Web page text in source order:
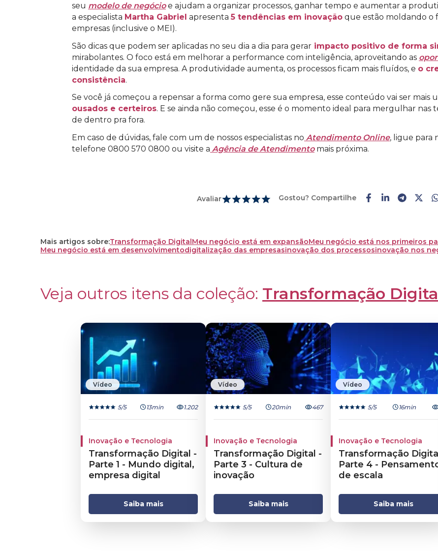
seu modelo de negócioe ajudam a organizar processos, ganhar tempo e aumentar a
a especialista Martha Gabriel apresenta5 tendências em inovação que estão moldando o
empresas (inclusive o MEI).
São dicas que podem ser aplicadas no seu dia a dia para gerar impacto positivo de forma
mirabolantes. O foco está em melhorar a performance com inteligência, aproveitando as
identidade da sua empresa. A produtividade aumenta, os processos ficam mais fluídos, e o
consistência.
Se você já começou a repensar a forma como gere sua empresa, esse conteúdo vai ser mais
ousados e certeiros. E se ainda não começou, esse é o momento ideal para mergulhar
de dentro pra fora.
Em caso de dúvidas, fale com um de nossos especialistas no Atendimento Online, ligue para
telefone 0800 570 0800 ou visite a Agência de Atendimentomais próxima.
Avaliar Gostou? Compartilhe
Mais artigos sobre:Transformação DigitalMeu negócio está em expansãoMeu negócio está nos primeiros
Meu negócio está em desenvolvimentodigitalização das empresasinovação dos processosinovação nos
Veja outros itens da coleção: Transformação
Vídeo
5/5 13min 1.202
Inovação e Tecnologia
Transformação Digital -
Parte 1 - Mundo digital,
empresa digital
Saiba mais
Vídeo
5/5 20min 467
Inovação e Tecnologia
Transformação Digital -
Parte 3 - Cultura de
inovação
Saiba mais
Vídeo
5/5 16min
Inovação e Tecnologia
Transformação
Parte 4 -
de escala
Saiba mais